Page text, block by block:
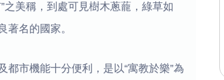
之美稱，到處可見樹木蔥蘢，綠草如
著名的國家。
市機能十分便利，是以“寓教於樂”為